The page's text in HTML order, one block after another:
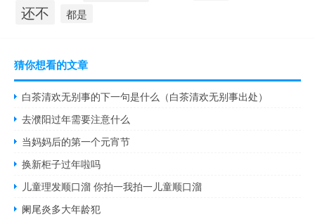
还不 都是
猜你想看的文章
白茶清欢无别事的下一句是什么（白茶清欢无别事出处）
去濮阳过年需要注意什么
当妈妈后的第一个元宵节
换新柜子过年啦吗
儿童理发顺口溜 你拍一我拍一儿童顺口溜
阑尾炎多大年龄犯